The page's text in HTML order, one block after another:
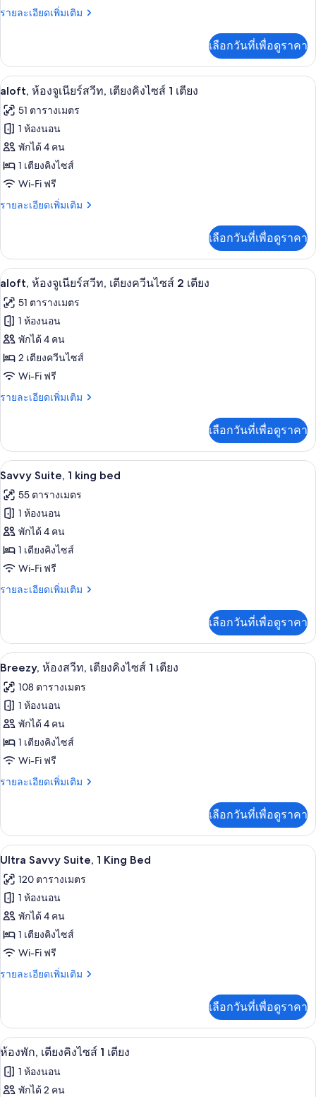
พัก,
ไซส์
2
เตียง
รายละเอียดเพิ่มเติม
ราย
เกี่ยว
กับ
aloft,
พัก,
เตียง
ควีน
ไซส์
2
เตียง
เลือกวันที่เพื่อดูราคา
เปิด
ภาพถ่าย
ทั้งหมด
ของ
aloft,
ห้อง
จู
เตียง
คิง
ไซส์
เตียง
มินิบาร์, ตู้นิรภัยในห้องพัก, โต๊ะทำงาน,
6
aloft, ห้องจูเนียร์สวีท, เตียงคิงไซส์ 1 เตียง
51 ตารางเมตร
1 ห้องนอน
พักได้ 4 คน
1 เตียงคิงไซส์
Wi-Fi ฟรี
รายละเอียดเพิ่มเติม
ราย
เกี่ยว
กับ
aloft,
จู
เนียร์
สวี
ท,
เตียง
คิง
ไซส์
1
เลือกวันที่เพื่อดูราคา
เปิด
ภาพถ่าย
ทั้งหมด
ของ
aloft,
ห้อง
จู
เตียง
ควีน
ไซส์
2
เตียง
aloft, ห้องจูเนียร์สวีท, เตียงควีนไซส์
7
aloft, ห้องจูเนียร์สวีท, เตียงควีนไซส์ 2 เตียง
51 ตารางเมตร
1 ห้องนอน
พักได้ 4 คน
2 เตียงควีนไซส์
Wi-Fi ฟรี
รายละเอียดเพิ่มเติม
ราย
เกี่ยว
กับ
aloft,
จู
เนียร์
สวี
ท,
เตียง
ควีน
ไซส์
2
เลือกวันที่เพื่อดูราคา
เปิด
ภาพถ่าย
ทั้งหมด
ของ
Savvy
Suite,
king
มินิบาร์, ตู้นิรภัยในห้องพัก, โต๊ะทำงาน,
6
Savvy Suite, 1 king bed
55 ตารางเมตร
1 ห้องนอน
พักได้ 4 คน
1 เตียงคิงไซส์
Wi-Fi ฟรี
รายละเอียดเพิ่มเติม
ราย
เกี่ยว
กับ
Savvy
king
bed
เลือกวันที่เพื่อดูราคา
เปิด
ภาพถ่าย
ทั้งหมด
ของ
Breezy,
ห้อง
สวีท,
ไซส์
1
เตียง
มินิบาร์, ตู้นิรภัยในห้องพัก, โต๊ะทำงาน,
6
Breezy, ห้องสวีท, เตียงคิงไซส์ 1 เตียง
108 ตารางเมตร
1 ห้องนอน
พักได้ 4 คน
1 เตียงคิงไซส์
Wi-Fi ฟรี
รายละเอียดเพิ่มเติม
ราย
เกี่ยว
กับ
Breezy,
สวี
ท,
เตียง
คิง
ไซส์
เตียง
เลือกวันที่เพื่อดูราคา
เปิด
ภาพถ่าย
ทั้งหมด
ของ
Ultra
Savvy
Suite,
1
Bed
มินิบาร์, ตู้นิรภัยในห้องพัก, โต๊ะทำงาน,
5
Ultra Savvy Suite, 1 King Bed
120 ตารางเมตร
1 ห้องนอน
พักได้ 4 คน
1 เตียงคิงไซส์
Wi-Fi ฟรี
รายละเอียดเพิ่มเติม
ราย
เกี่ยว
กับ
Ultra
Suite,
เลือกวันที่เพื่อดูราคา
เปิด
ภาพถ่าย
ทั้งหมด
มินิบาร์, ตู้นิรภัยในห้องพัก, โต๊ะทำงาน,
5
ห้องพัก, เตียงคิงไซส์ 1 เตียง
1 ห้องนอน
พักได้ 2 คน